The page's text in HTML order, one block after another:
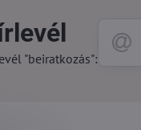
"beiratkozás":